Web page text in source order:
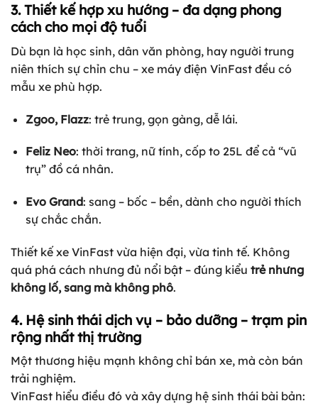
3. Thiết kế hợp xu hướng – đa dạng phong
cách cho mọi độ tuổi
Dù bạn là học sinh, dân văn phòng, hay người trung
niên thích sự chỉn chu – xe máy điện VinFast đều có
mẫu xe phù hợp.
Zgoo, Flazz: trẻ trung, gọn gàng, dễ lái.
Feliz Neo: thời trang, nữ tính, cốp to 25L để cả “vũ
trụ” đồ cá nhân.
Evo Grand: sang – bốc – bền, dành cho người thích
sự chắc chắn.
Thiết kế xe VinFast vừa hiện đại, vừa tinh tế. Không
quá phá cách nhưng đủ nổi bật – đúng kiểu trẻ nhưng
không lố, sang mà không phô.
4. Hệ sinh thái dịch vụ – bảo dưỡng – trạm pin
rộng nhất thị trường
Một thương hiệu mạnh không chỉ bán xe, mà còn bán
trải nghiệm.
VinFast hiểu điều đó và xây dựng hệ sinh thái bài bản: